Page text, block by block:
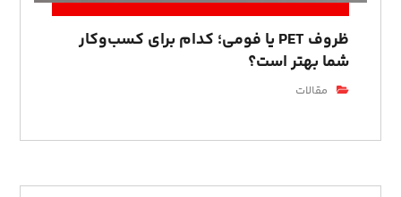
ظروف PET یا فومی؛ کدام برای کسب‌وکار
شما بهتر است؟
مقالات